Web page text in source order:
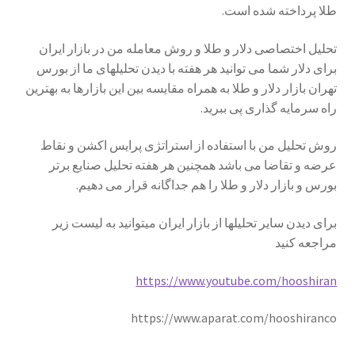
طلا پرداخته شده است.
تحلیل اختصاصی دلار و طلا و روش معامله من در بازار ایران
برای دلار شما می توانید هر هفته با دیدن تحلیلهای ما از بورس
تهران بازار دلار و طلا به همراه مقایسه بین این بازارها به بهترین
راه سرمایه گذاری پی ببرید.
روش تحلیل من با استفاده از استراتژی پرایس اکشن و نقاط
عرضه و تقاضا می باشد همچنین هر هفته تحلیل صنایع برتر
بورس و بازار دلار و طلا را هم جداگانه قرار می دهیم.
برای دیدن سایر تحلیلها از بازار ایران میتوانید به لیست زیر
مراجعه کنید
https://www.youtube.com/hooshiran
https://www.aparat.com/hooshiranco